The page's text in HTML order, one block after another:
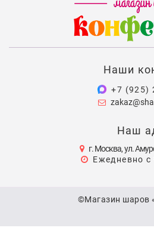
Наши
+7 (925)
Наш
г. Москва, ул.
Ежедневно с
©Магазин шаров